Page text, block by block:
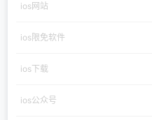
ios网站
ios限免软件
ios下载
ios公众号